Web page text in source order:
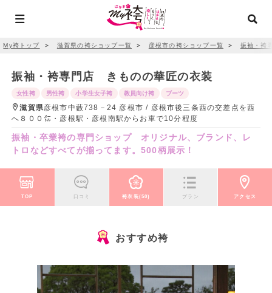
My袴トップ ＞ 滋賀県の袴ショップ一覧 ＞ 彦根市の袴ショップ一覧 ＞ 振袖・袴
振袖・袴専門店 きものの華匠の衣装
女性袴 男性袴 小学生女子袴 教員向け袴 ブーツ
滋賀県彦根市中藪738－24 彦根市 / 彦根市後三条西の交差点を西
へ８００㍍・彦根駅・彦根南駅からお車で10分程度
振袖・卒業袴の専門ショップ オリジナル、ブランド、レ
トロなどすべてが揃ってます。500柄展示！
TOP 口コミ 袴衣装(50) プラン アクセス
おすすめ袴